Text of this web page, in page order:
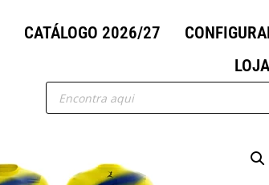
CATÁLOGO 2026/27
LOJA